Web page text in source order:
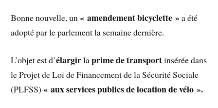
Bonne nouvelle, un« amendement bicyclette »a été
adopté par le parlement la semaine dernière.
L’objet est d’élargirlaprime de transportinsérée dans
le Projet de Loi de Financement de la Sécurité Sociale
(PLFSS)« aux services publics de location de vélo ».